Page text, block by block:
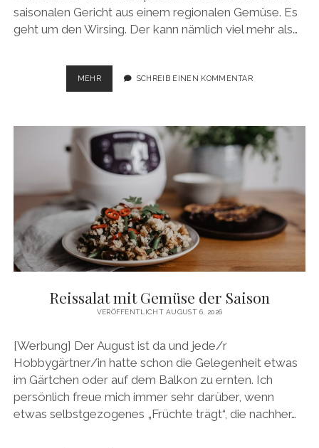
saisonalen Gericht aus einem regionalen Gemüse. Es
geht um den Wirsing. Der kann nämlich viel mehr als…
MEHRPASTA
MIT
–
WIRSING
MAL
ANDERS!
SCHREIB EINEN KOMMENTAR
Reissalat mit Gemüse der Saison
VERÖFFENTLICHT AUGUST 6, 2026
[Werbung] Der August ist da und jede/r
Hobbygärtner/in hatte schon die Gelegenheit etwas
im Gärtchen oder auf dem Balkon zu ernten. Ich
persönlich freue mich immer sehr darüber, wenn
etwas selbstgezogenes „Früchte trägt“, die nachher…